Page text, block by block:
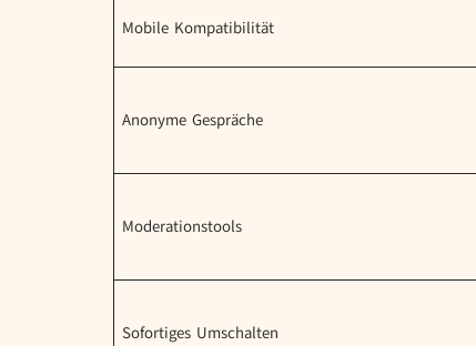
Mobile Kompatibilität
Anonyme Gespräche
Moderationstools
Sofortiges Umschalten